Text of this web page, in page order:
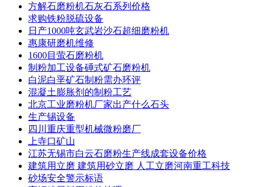
方解石磨粉机石灰石系列价格
求购铁粉脱硫设备
日产1000吨玄武岩沙石超细磨粉机
惠康研磨机维修
1600目萤石磨粉机
制粉加工设备硾式矿石磨粉机
白泥白垩矿石制粉需办环评
混凝土膨胀剂的制粉工艺
北京工业磨粉机厂家出产什么石头
生产锡设备
四川重庆重型机械微粉磨厂
上寺口矿山
江苏无锡市白云石磨粉生产线成套设备价格
建筑用立磨 建筑用砂立磨 人工立磨河南重工科技
砂场安全警示标语